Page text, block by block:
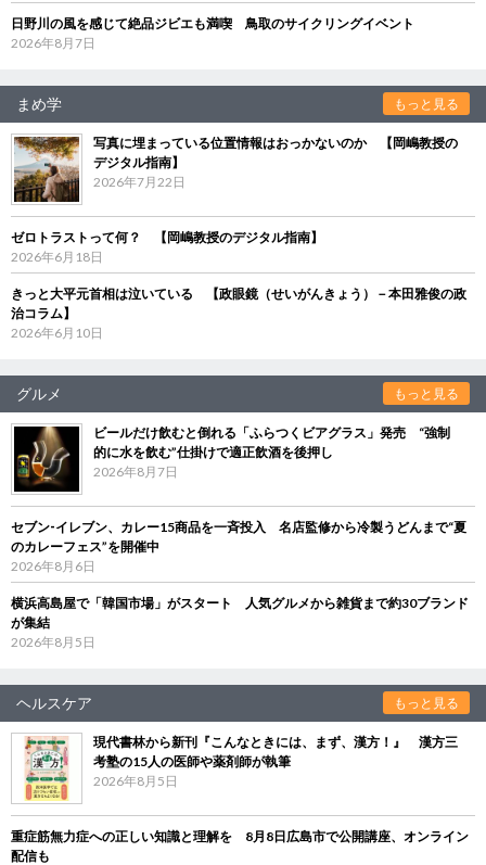
日野川の風を感じて絶品ジビエも満喫 鳥取のサイクリングイベント
2026年8月7日
まめ学 もっと見る
写真に埋まっている位置情報はおっかないのか 【岡嶋教授の
デジタル指南】
2026年7月22日
ゼロトラストって何？ 【岡嶋教授のデジタル指南】
2026年6月18日
きっと大平元首相は泣いている 【政眼鏡（せいがんきょう）－本田雅俊の政
治コラム】
2026年6月10日
グルメ もっと見る
ビールだけ飲むと倒れる「ふらつくビアグラス」発売 “強制
的に水を飲む”仕掛けで適正飲酒を後押し
2026年8月7日
セブン‐イレブン、カレー15商品を一斉投入 名店監修から冷製うどんまで“夏
のカレーフェス”を開催中
2026年8月6日
横浜高島屋で「韓国市場」がスタート 人気グルメから雑貨まで約30ブランド
が集結
2026年8月5日
ヘルスケア もっと見る
現代書林から新刊『こんなときには、まず、漢方！』 漢方三
考塾の15人の医師や薬剤師が執筆
2026年8月5日
重症筋無力症への正しい知識と理解を 8月8日広島市で公開講座、オンライン
配信も